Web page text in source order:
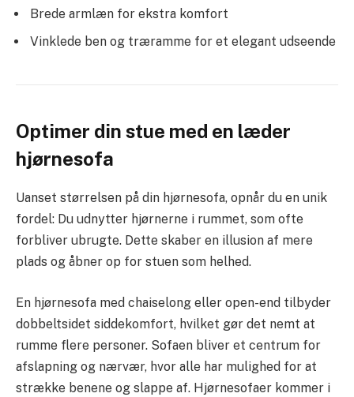
Brede armlæn for ekstra komfort
Vinklede ben og træramme for et elegant udseende
Optimer din stue med en læder
hjørnesofa
Uanset størrelsen på din hjørnesofa, opnår du en unik
fordel: Du udnytter hjørnerne i rummet, som ofte
forbliver ubrugte. Dette skaber en illusion af mere
plads og åbner op for stuen som helhed.
En hjørnesofa med chaiselong eller open-end tilbyder
dobbeltsidet siddekomfort, hvilket gør det nemt at
rumme flere personer. Sofaen bliver et centrum for
afslapning og nærvær, hvor alle har mulighed for at
strække benene og slappe af. Hjørnesofaer kommer i